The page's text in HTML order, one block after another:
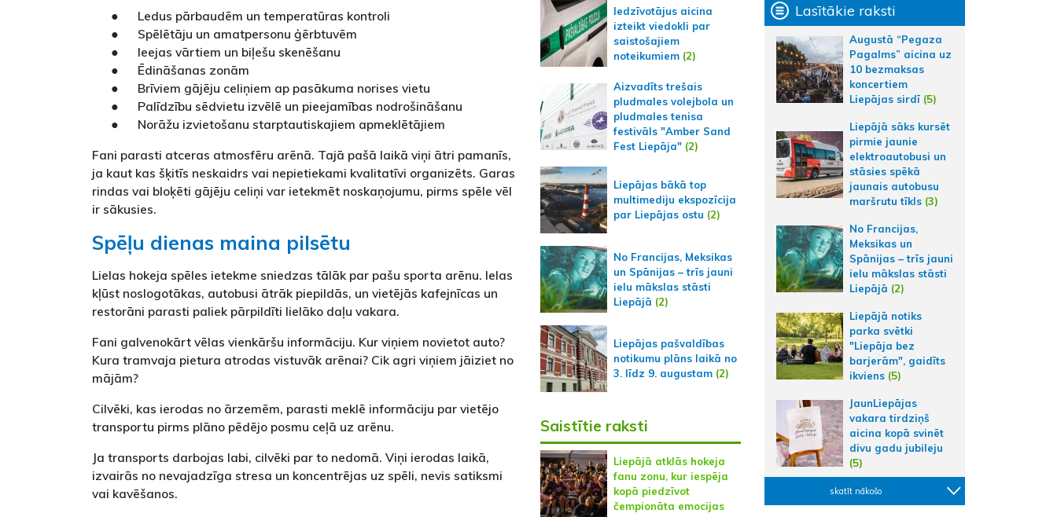
● Ledus pārbaudēm un temperatūras kontroli
● Spēlētāju un amatpersonu ģērbtuvēm
● Ieejas vārtiem un biļešu skenēšanu
● Ēdināšanas zonām
● Brīviem gājēju celiņiem ap pasākuma norises vietu
● Palīdzību sēdvietu izvēlē un pieejamības nodrošināšanu
● Norāžu izvietošanu starptautiskajiem apmeklētājiem
Fani parasti atceras atmosfēru arēnā. Tajā pašā laikā viņi ātri pamanīs,
ja kaut kas šķitīs neskaidrs vai nepietiekami kvalitatīvi organizēts. Garas
rindas vai bloķēti gājēju celiņi var ietekmēt noskaņojumu, pirms spēle vēl
ir sākusies.
Spēļu dienas maina pilsētu
Lielas hokeja spēles ietekme sniedzas tālāk par pašu sporta arēnu. Ielas
kļūst noslogotākas, autobusi ātrāk piepildās, un vietējās kafejnīcas un
restorāni parasti paliek pārpildīti lielāko daļu vakara.
Fani galvenokārt vēlas vienkāršu informāciju. Kur viņiem novietot auto?
Kura tramvaja pietura atrodas vistuvāk arēnai? Cik agri viņiem jāiziet no
mājām?
Cilvēki, kas ierodas no ārzemēm, parasti meklē informāciju par vietējo
transportu pirms plāno pēdējo posmu ceļā uz arēnu.
Ja transports darbojas labi, cilvēki par to nedomā. Viņi ierodas laikā,
izvairās no nevajadzīga stresa un koncentrējas uz spēli, nevis satiksmi
vai kavēšanos.
Iedzīvotājus aicina
izteikt viedokli par
saistošajiem
noteikumiem (2)
Aizvadīts trešais
pludmales volejbola un
pludmales tenisa
festivāls "Amber Sand
Fest Liepāja"(2)
Liepājas bākā top
multimediju ekspozīcija
par Liepājas ostu (2)
No Francijas, Meksikas
un Spānijas – trīs jauni
ielu mākslas stāsti
Liepājā (2)
Liepājas pašvaldības
notikumu plāns laikā no
3. līdz 9. augustam(2)
Saistītie raksti
Liepājā atklās hokeja
fanu zonu, kur iespēja
kopā piedzīvot
čempionāta emocijas
Lasītākie raksti
Augustā “Pegaza
Pagalms” aicina uz
10 bezmaksas
koncertiem
Liepājas sirdī (5)
Liepājā sāks kursēt
pirmie jaunie
elektroautobusi un
stāsies spēkā
jaunais autobusu
maršrutu tīkls (3)
No Francijas,
Meksikas un
Spānijas – trīs jauni
ielu mākslas stāsti
Liepājā (2)
Liepājā notiks
parka svētki
"Liepāja bez
barjerām", gaidīts
ikviens (5)
JaunLiepājas
vakara tirdziņš
aicina kopā svinēt
divu gadu jubileju
(5)
skatīt nākošo